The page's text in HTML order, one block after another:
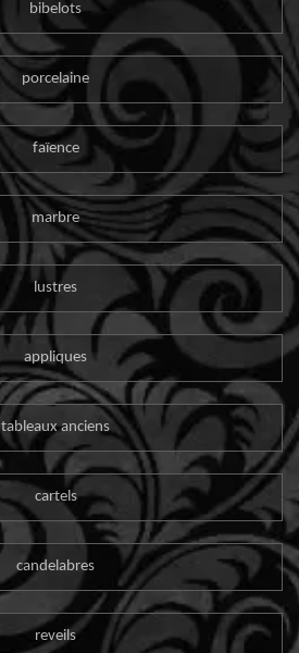
bibelots
porcelaine
faïence
marbre
lustres
appliques
tableaux anciens
cartels
candelabres
reveils